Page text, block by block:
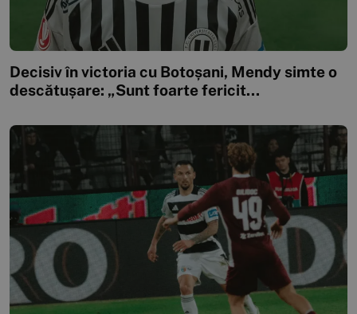
Decisiv în victoria cu Botoșani, Mendy simte o
descătușare: „Sunt foarte fericit...